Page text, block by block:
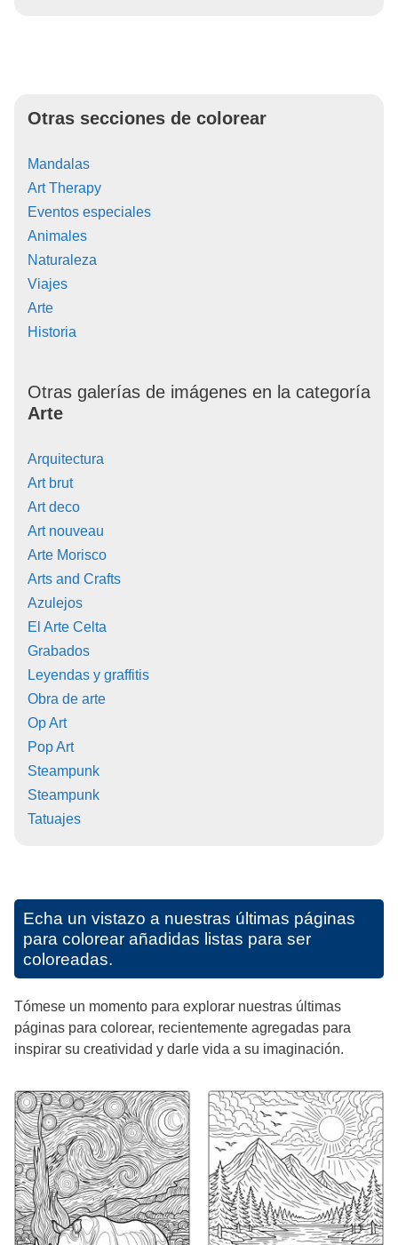
Otras secciones de colorear
Mandalas
Art Therapy
Eventos especiales
Animales
Naturaleza
Viajes
Arte
Historia
Otras galerías de imágenes en la categoría
Arte
Arquitectura
Art brut
Art deco
Art nouveau
Arte Morisco
Arts and Crafts
Azulejos
El Arte Celta
Grabados
Leyendas y graffitis
Obra de arte
Op Art
Pop Art
Steampunk
Steampunk
Tatuajes
Echa un vistazo a nuestras últimas páginas
para colorear añadidas listas para ser
coloreadas.
Tómese un momento para explorar nuestras últimas
páginas para colorear, recientemente agregadas para
inspirar su creatividad y darle vida a su imaginación.